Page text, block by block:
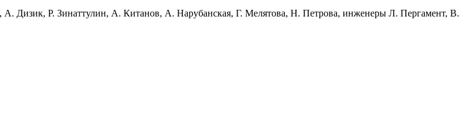
А. Дизик, Р. Зинаттулин, А. Китанов, А. Нарубанская, Г. Мелятова, Н. Петрова, инженеры Л. Пергамент, В.